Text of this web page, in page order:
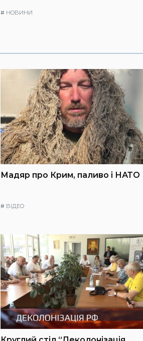
# НОВИНИ
Мадяр про Крим, паливо і НАТО
# ВІДЕО